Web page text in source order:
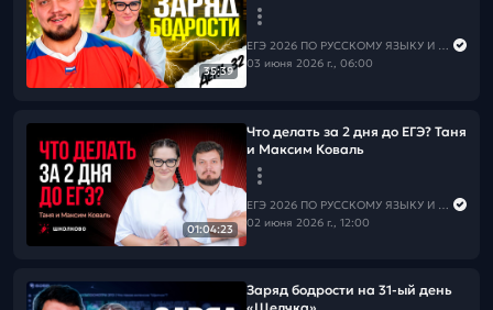
35:39
ЕГЭ 2026 ПО РУССКОМУ ЯЗЫКУ И МАТЕМАТИКЕ
03 июня 2026 г., 06:00
01:04:23
Что делать за 2 дня до ЕГЭ? Таня
и Максим Коваль
ЕГЭ 2026 ПО РУССКОМУ ЯЗЫКУ И МАТЕМАТИКЕ
02 июня 2026 г., 12:00
Заряд бодрости на 31-ый день